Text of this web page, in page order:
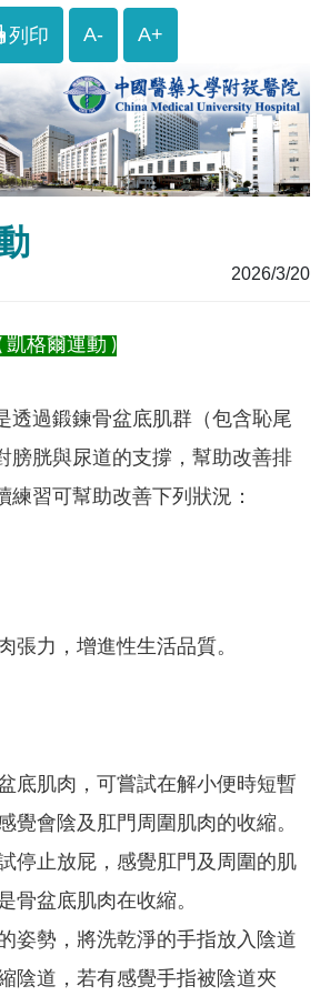
列印 A- A+
2026/3/20
凱格爾運動 )
透過鍛鍊骨盆底肌群（包含恥尾
膀胱與尿道的支撐，幫助改善排
練習可幫助改善下列狀況：
張力，增進性生活品質。
底肌肉，可嘗試在解小便時短暫
覺會陰及肛門周圍肌肉的收縮。
停止放屁，感覺肛門及周圍的肌
骨盆底肌肉在收縮。
姿勢，將洗乾淨的手指放入陰道
陰道，若有感覺手指被陰道夾